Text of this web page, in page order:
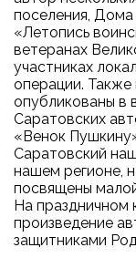
поселения,
«Летопись
ветеранах
участниках
операции.
опубликованы в
Саратовских
«Венок
Саратовский
нашем регионе,
посвящены
На праздничном
произведение
защитниками